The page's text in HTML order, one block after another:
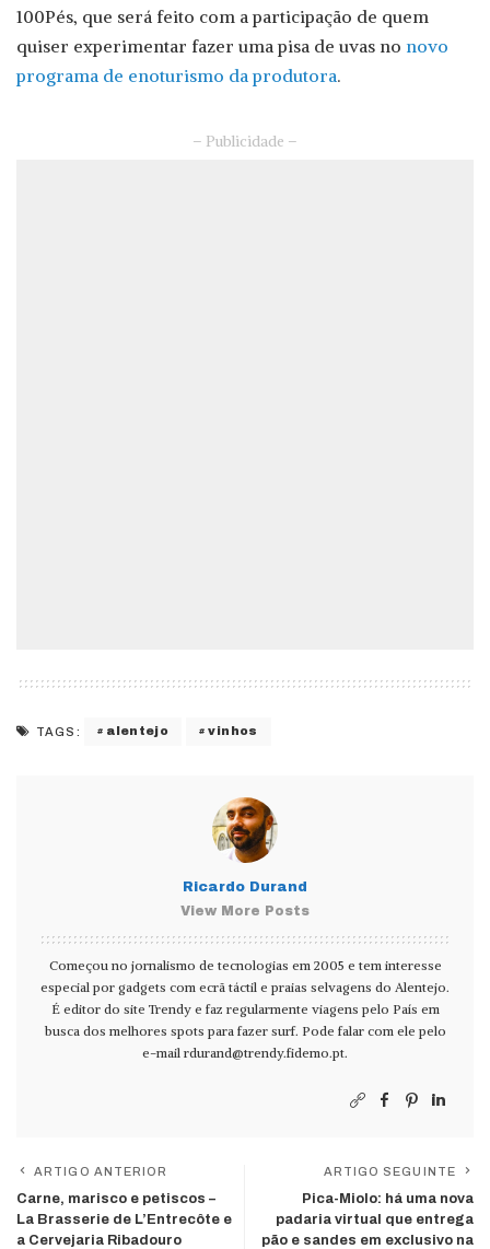
100Pés, que será feito com a participação de quem
quiser experimentar fazer uma pisa de uvas no novo
programa de enoturismo da produtora.
– Publicidade –
TAGS: alentejo vinhos
Ricardo Durand
View More Posts
Começou no jornalismo de tecnologias em 2005 e tem interesse
especial por gadgets com ecrã táctil e praias selvagens do Alentejo.
É editor do site Trendy e faz regularmente viagens pelo País em
busca dos melhores spots para fazer surf. Pode falar com ele pelo
e-mail rdurand@trendy.fidemo.pt.
ARTIGO ANTERIOR
Carne, marisco e petiscos –
La Brasserie de L’Entrecôte e
a Cervejaria Ribadouro
ARTIGO SEGUINTE
Pica-Miolo: há uma nova
padaria virtual que entrega
pão e sandes em exclusivo na